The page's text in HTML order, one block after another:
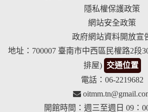
隱私權保護政策
網站安全政策
政府網站資料開放宣
地址：700007 臺南市中西區民權路2段
排屋) 交通位置
電話：06-2219682
開館時間：週三至週日 09：